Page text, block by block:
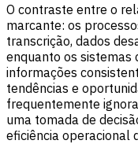
O contraste entre o
marcante: os
transcrição, dados
enquanto os sistemas
informações
tendências e
frequentemente
uma tomada de
eficiência operacional